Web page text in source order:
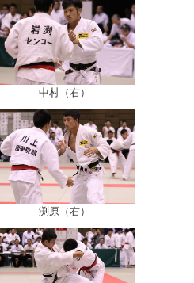
中村（右）
渕原（右）